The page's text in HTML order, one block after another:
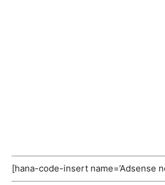
[hana-code-insert name=’Adsense